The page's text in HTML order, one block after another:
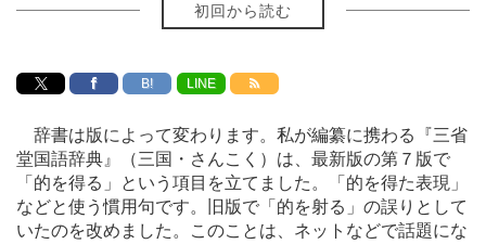
初回から読む
B! LINE
辞書は版によって変わります。私が編纂に携わる『三省
堂国語辞典』（三国・さんこく）は、最新版の第７版で
「的を得る」という項目を立てました。「的を得た表現」
などと使う慣用句です。旧版で「的を射る」の誤りとして
いたのを改めました。このことは、ネットなどで話題にな